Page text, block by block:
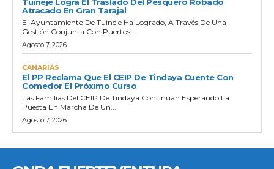
Atracado En Gran Tarajal
El Ayuntamiento De Tuineje Ha Logrado, A Través De Una
Gestión Conjunta Con Puertos...
Agosto 7, 2026
CANARIAS
El PP Reclama Que El CEIP De Tindaya Cuente Con
Comedor El Próximo Curso
Las Familias Del CEIP De Tindaya Continúan Esperando La
Puesta En Marcha De Un...
Agosto 7, 2026